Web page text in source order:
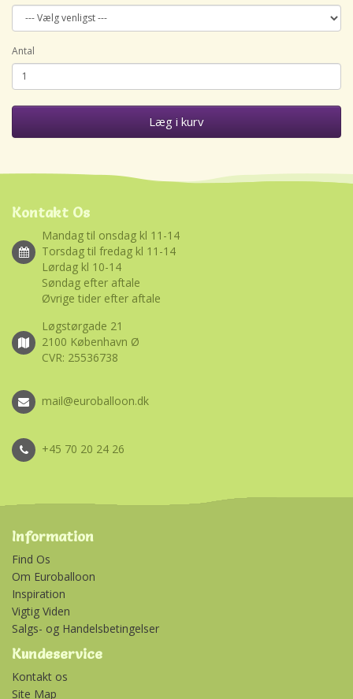
Antal
Læg i kurv
Kontakt Os
Mandag til onsdag kl 11-14
Torsdag til fredag kl 11-14
Lørdag kl 10-14
Søndag efter aftale
Øvrige tider efter aftale
Løgstørgade 21
2100 København Ø
CVR: 25536738
mail@euroballoon.dk
+45 70 20 24 26
Information
Find Os
Om Euroballoon
Inspiration
Vigtig Viden
Salgs- og Handelsbetingelser
Kundeservice
Kontakt os
Site Map